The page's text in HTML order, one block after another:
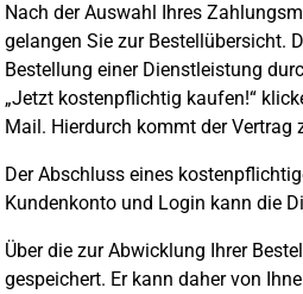
Nach der Auswahl Ihres
gelangen Sie zur Bestellübersicht.
Bestellung einer Dienstleistung
„Jetzt kostenpflichtig kaufen!“
Mail. Hierdurch kommt der Vertrag
Der Abschluss eines
Kundenkonto und Login kann die
Über die zur Abwicklung Ihrer
gespeichert. Er kann daher von